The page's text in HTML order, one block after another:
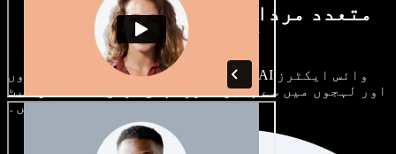
متعدد مردانہ و زنانہ آوازیں اور
لہجے دستیاب
ہر پروجیکٹ الگ ہوتا ہے۔ سینکڑوں AI وائس ایکٹرز
اور لہجوں میں سے چنیں، اور اپنی مرضی کے مطابق سیٹ
کریں۔